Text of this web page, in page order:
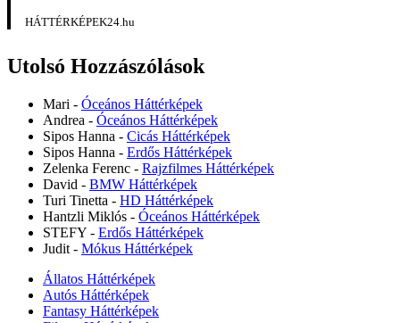
HÁTTÉRKÉPEK24.hu
Utolsó Hozzászólások
Mari - Óceános Háttérképek
Andrea - Óceános Háttérképek
Sipos Hanna - Cicás Háttérképek
Sipos Hanna - Erdős Háttérképek
Zelenka Ferenc - Rajzfilmes Háttérképek
David - BMW Háttérképek
Turi Tinetta - HD Háttérképek
Hantzli Miklós - Óceános Háttérképek
STEFY - Erdős Háttérképek
Judit - Mókus Háttérképek
Állatos Háttérképek
Autós Háttérképek
Fantasy Háttérképek